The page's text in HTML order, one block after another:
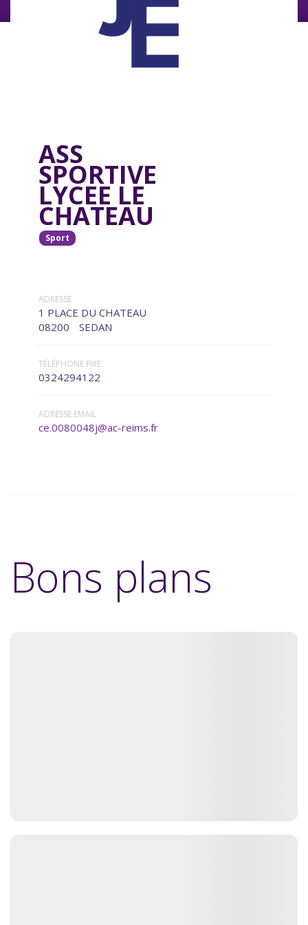
ASS
SPORTIVE
LYCEE LE
CHATEAU
Sport
ADRESSE
1 PLACE DU CHATEAU
08200
SEDAN
TÉLÉPHONE FIXE
0324294122
ADRESSE EMAIL
ce.0080048j@ac-reims.fr
Bons plans